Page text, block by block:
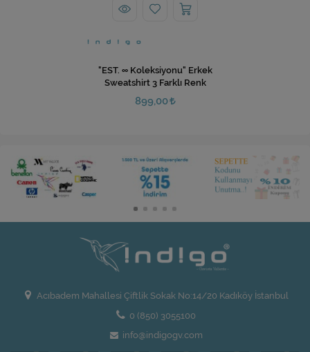
"EST. ∞ Koleksiyonu" Erkek
Sweatshirt 3 Farklı Renk
899,00
Acıbadem Mahallesi Çiftlik Sokak No:14/20 Kadıköy İstanbul
0 (850) 3055100
info@indigogv.com